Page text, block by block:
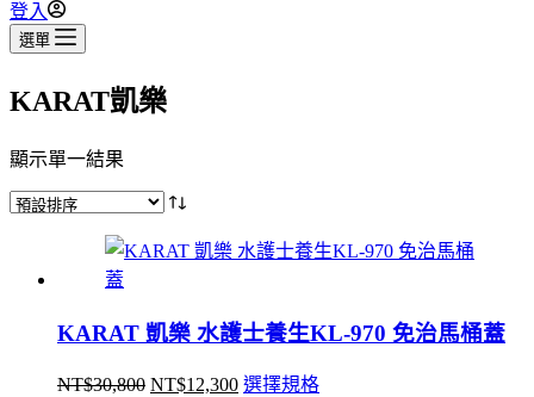
登入
選單
KARAT凱樂
顯示單一結果
KARAT 凱樂 水護士養生KL-970 免治馬桶蓋
NT$30,800 原
NT$12,300目
選擇規格此